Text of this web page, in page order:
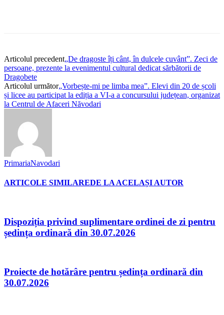
Articolul precedent„De dragoste îți cânt, în dulcele cuvânt”. Zeci de
persoane, prezente la evenimentul cultural dedicat sărbătorii de
Dragobete
Articolul următor„Vorbește-mi pe limba mea”. Elevi din 20 de școli
și licee au participat la ediția a VI-a a concursului județean, organizat
la Centrul de Afaceri Năvodari
PrimariaNavodari
ARTICOLE SIMILAREDE LA ACELAȘI AUTOR
Dispoziția privind suplimentare ordinei de zi pentru
ședința ordinară din 30.07.2026
Proiecte de hotărâre pentru ședința ordinară din
30.07.2026